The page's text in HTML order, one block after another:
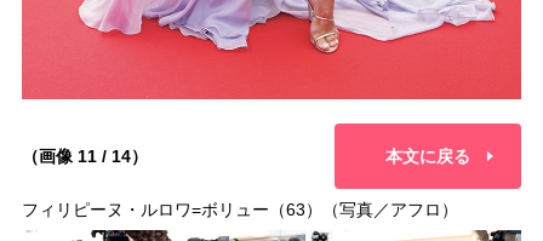
（画像 11 / 14） 本文に戻る
フィリピーヌ・ルロワ=ボリュー（63）（写真／アフロ）